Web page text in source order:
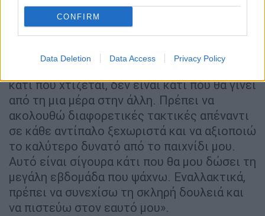
CONFIRM
Data Deletion Data Access Privacy Policy
Ο Τσιτσιπάς, ο οποίος θα αναμετρηθεί με τον
Ματία Μπελούτσι και ξέρει καλά ότι έχει
μια καλή ευκαιρία μπροστά του: «Πραγματικά
χρειάζομαι μια καλή εβδομάδα τώρα. Ξέρω
κάτι που χτίζεται, δεν είναι κάτι που θα γίνει
από τη μια μέρα στην άλλη. Πρέπει να
ακολουθώ διαφορετικές τακτικές απέναντι
σε κάθε αντίπαλο ξεχωριστά και να αξιοποιώ
το καλύτερο δυνατό από το παιχνίδι μου.
Αυτό είναι σίγουρα κάτι που θα μου δώσει τη
μεγάλη εβδομάδα που ψάχνω. Εναλλακτικά,
πρέπει να συνεχίσω τη σκληρή δουλειά και
να πιστεύω στον εαυτό μου».